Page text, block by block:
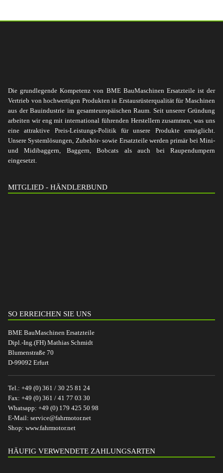
Die grundlegende Kompetenz von BME BauMaschinen Ersatzteile ist der
Vertrieb von hochwertigen Produkten in Erstausrüsterqualität für Maschinen
aus der Bauindustrie im gesamteuropäischen Raum. Seit unserer Gründung
arbeiten wir eng mit international führenden Herstellern zusammen, was uns
eine attraktive Preis-Leistungs-Politik für unsere Produkte ermöglicht.
Unsere Systemlösungen, Zubehör- sowie Ersatzteile werden primär bei Mini-
und Midibaggern, Baggern, Bobcats als auch bei Raupendumpern
eingesetzt.
MITGLIED - HÄNDLERBUND
SO ERREICHEN SIE UNS
BME BauMaschinen Ersatzteile
Dipl.-Ing.(FH) Mathias Schmidt
Blumenstraße 70
D-99092 Erfurt
Tel.: +49 (0) 361 / 30 25 81 24
Fax: +49 (0) 361 / 41 77 03 30
Whatsapp: +49 (0) 179 425 50 98
E-Mail: service@fahrmotor.net
Shop: www.fahrmotor.net
HÄUFIG VERWENDETE ZAHLUNGSARTEN